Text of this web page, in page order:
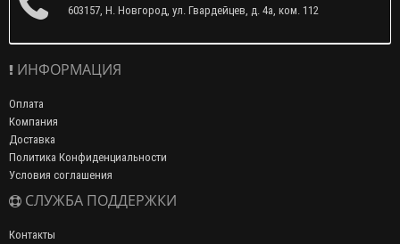
603157, Н. Новгород, ул. Гвардейцев, д. 4а, ком. 112
ИНФОРМАЦИЯ
Оплата
Компания
Доставка
Политика Конфиденциальности
Условия соглашения
СЛУЖБА ПОДДЕРЖКИ
Контакты